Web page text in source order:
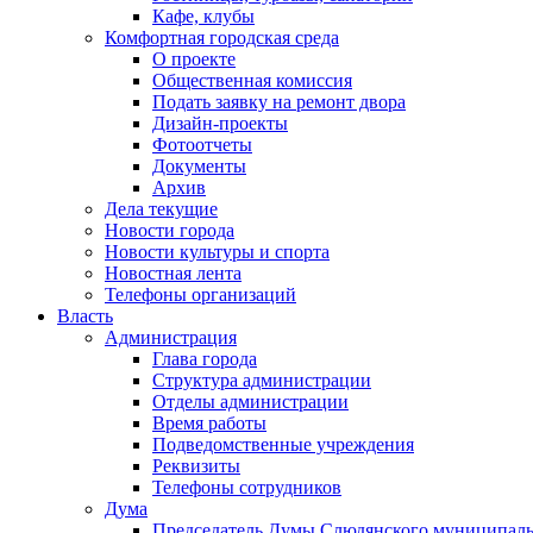
Кафе, клубы
Комфортная городская среда
О проекте
Общественная комиссия
Подать заявку на ремонт двора
Дизайн-проекты
Фотоотчеты
Документы
Архив
Дела текущие
Новости города
Новости культуры и спорта
Новостная лента
Телефоны организаций
Власть
Администрация
Глава города
Структура администрации
Отделы администрации
Время работы
Подведомственные учреждения
Реквизиты
Телефоны сотрудников
Дума